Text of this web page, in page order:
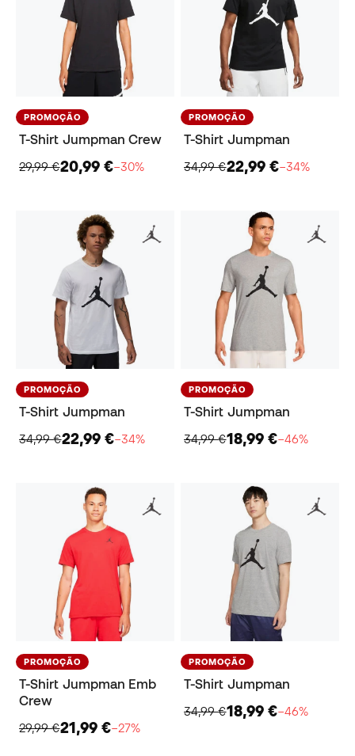
PROMOÇÃO
T-Shirt Jumpman Crew
29,99 €20,99 €−30%
PROMOÇÃO
T-Shirt Jumpman
34,99 €22,99 €−34%
PROMOÇÃO
T-Shirt Jumpman
34,99 €22,99 €−34%
PROMOÇÃO
T-Shirt Jumpman
34,99 €18,99 €−46%
PROMOÇÃO
T-Shirt Jumpman Emb
Crew
29,99 €21,99 €−27%
PROMOÇÃO
T-Shirt Jumpman
34,99 €18,99 €−46%